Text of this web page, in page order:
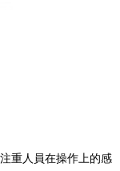
重人員在操作上的感